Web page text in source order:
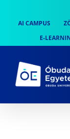
content
AI CAMPUS
E-